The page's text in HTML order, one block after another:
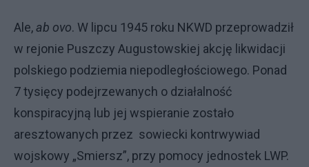
Ale,ab ovo. W lipcu 1945 roku NKWD przeprowadził
w rejonie Puszczy Augustowskiej akcję likwidacji
polskiego podziemia niepodległościowego. Ponad
7 tysięcy podejrzewanych o działalność
konspiracyjną lub jej wspieranie zostało
aresztowanych przez sowiecki kontrwywiad
wojskowy „Smiersz”, przy pomocy jednostek LWP.